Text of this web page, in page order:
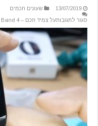
13/07/2019
שעונים חכמים
סגור לתגובותעל צמיד חכם – Huawei Honor Band 4 – תומך התראות בעברית!